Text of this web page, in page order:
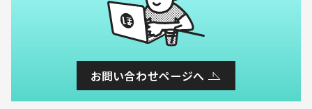
お問い合わせページへ